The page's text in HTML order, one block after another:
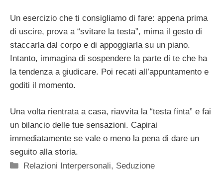
Un esercizio che ti consigliamo di fare: appena prima
di uscire, prova a “svitare la testa”, mima il gesto di
staccarla dal corpo e di appoggiarla su un piano.
Intanto, immagina di sospendere la parte di te che ha
la tendenza a giudicare. Poi recati all’appuntamento e
goditi il momento.
Una volta rientrata a casa, riavvita la “testa finta” e fai
un bilancio delle tue sensazioni. Capirai
immediatamente se vale o meno la pena di dare un
seguito alla storia.
Categorie
Relazioni Interpersonali, Seduzione